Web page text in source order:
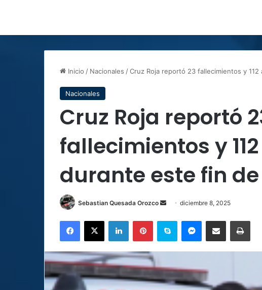
Inicio / Nacionales /Cruz Roja reportó 23 fallecimientos y
Nacionales
Cruz Roja reportó
fallecimientos y
durante este fin
Sebastian Quesada Orozco
Send
email
diciembre 8, 2025
Facebook
X LinkedInPinterestSkype MessengerCompartir por correo electrónico